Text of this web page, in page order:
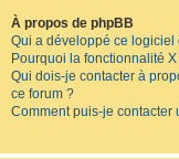
À propos de phpBB
Qui a développé ce
Pourquoi la fonctionnalité
Qui dois-je contacter à
ce forum ?
Comment puis-je contacter